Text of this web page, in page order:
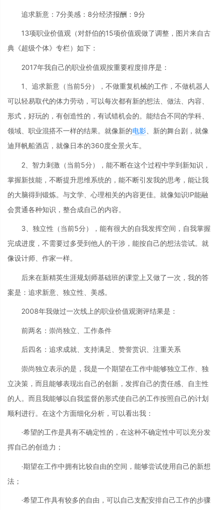
追求新意：7分美感：8分经济报酬：9分
13项职业价值观（对舒伯的15项价值观做了调整，图片来自古
典《超级个体》专栏）如下：
2017年我自己的职业价值观按重要程度排序是：
1、追求新意（当前5分），不做重复机械的工作，不做机器人
可以轻易取代的体力劳动，可以每次都有新的想法、做法、内容、
形式，好玩的，有创造性的，有试错机会的。能结合不同的学科、
领域、职业混搭不一样的结果。就像新的电影 、新的舞台剧，就像
迪拜帆船酒店，就像日本的360度全景火车。
2、智力刺激（当前5分），能不断在这个过程中学到新知识，
掌握新技能，不断提升思维系统的，能不断引发我的思考，能让我
的大脑得到锻炼。与文学、心理相关的内容更佳。就像知识IP能融
会贯通各种知识，整合成自己的内容。
3、独立性（当前5分），能有很大的自我发挥空间，自我掌握
完成进度，不需要过多受到他人的干涉，能按自己的想法尝试。就
像设计师、作家一样。
后来在新精英生涯规划师基础班的课堂上又做了一次，我的答
案是：追求新意、独立性、美感。
2008年我做过一次线上的职业价值观测评结果是：
前两名：崇尚独立、工作条件
后四名：追求成就、支持满足、赞誉赏识、注重关系
崇尚独立表示的是，我是一个期望在工作中能够独立工作、独
立决策，而且能够表现出自己的创新，发挥自己的责任感、自主性
的人。而且我能够以自我监督的形式使自己的工作按照自己的计划
顺利进行。在这个方面细化分析，可以看出我：
·希望的工作是具有不确定性的，在这种不确定性中可以充分发
挥自己的创造力；
·期望在工作中拥有比较自由的空间，能够尝试使用自己的新想
法；
·希望工作具有较多的自由，可以自己支配安排自己工作的步骤